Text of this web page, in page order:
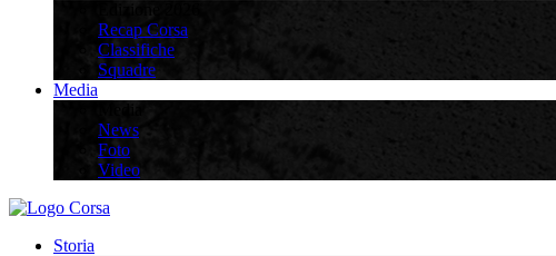
Recap Corsa
Classifiche
Squadre
Media
News
Foto
Video
Storia